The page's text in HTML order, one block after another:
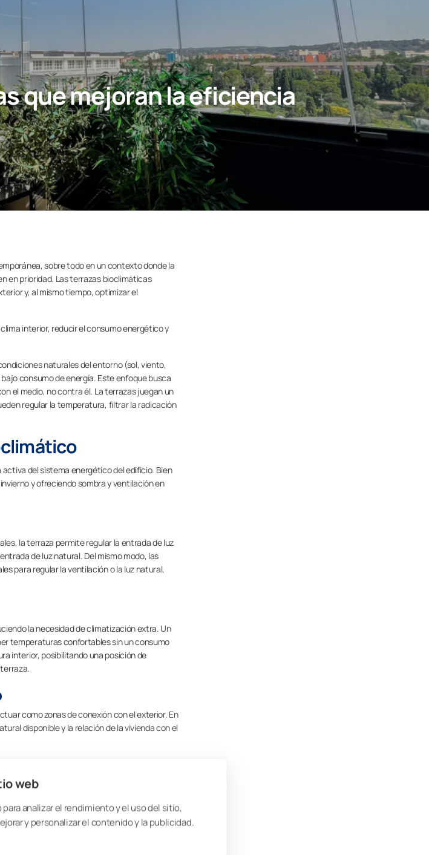
web
analizar el rendimiento y el uso del sitio,
y personalizar el contenido y la publicidad.
que mejoran la eficiencia
sobre todo en un contexto donde la
en prioridad. Las terrazas bioclimáticas
y, al mismo tiempo, optimizar el
interior, reducir el consumo energético y
naturales del entorno (sol, viento,
consumo de energía. Este enfoque busca
el medio, no contra él. La terrazas juegan un
regular la temperatura, filtrar la radicación
del sistema energético del edificio. Bien
y ofreciendo sombra y ventilación en
la terraza permite regular la entrada de luz
de luz natural. Del mismo modo, las
para regular la ventilación o la luz natural,
la necesidad de climatización extra. Un
temperaturas confortables sin un consumo
interior, posibilitando una posición de
como zonas de conexión con el exterior. En
disponible y la relación de la vivienda con el
recursos naturales
así la autosuficiencia energética del
a terrazas